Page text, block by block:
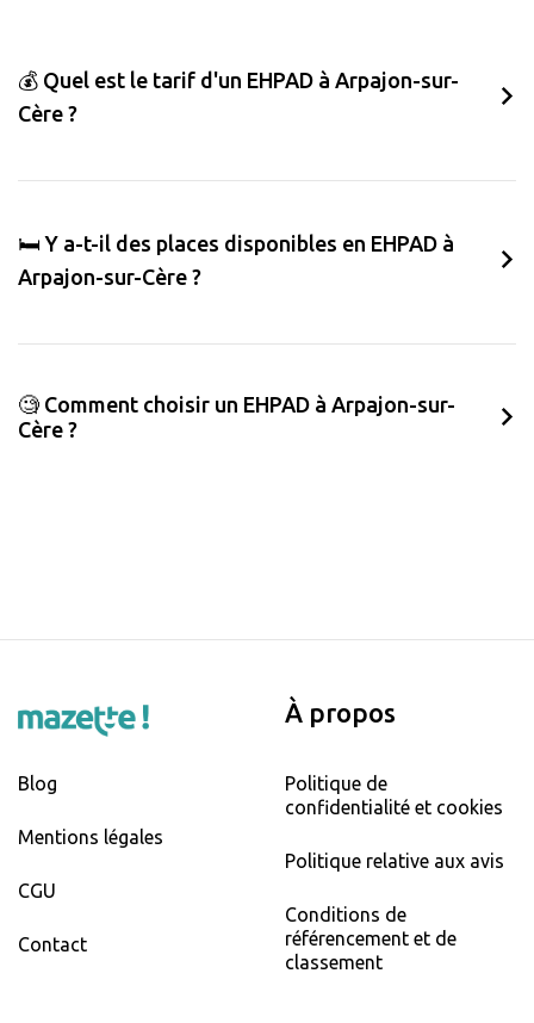
💰 Quel est le tarif d'un EHPAD à Arpajon-sur-
Cère ?
🛏️ Y a-t-il des places disponibles en EHPAD à
Arpajon-sur-Cère ?
🧐 Comment choisir un EHPAD à Arpajon-sur-
Cère ?
Blog
Mentions légales
CGU
Contact
À propos
Politique de
confidentialité et cookies
Politique relative aux avis
Conditions de
référencement et de
classement